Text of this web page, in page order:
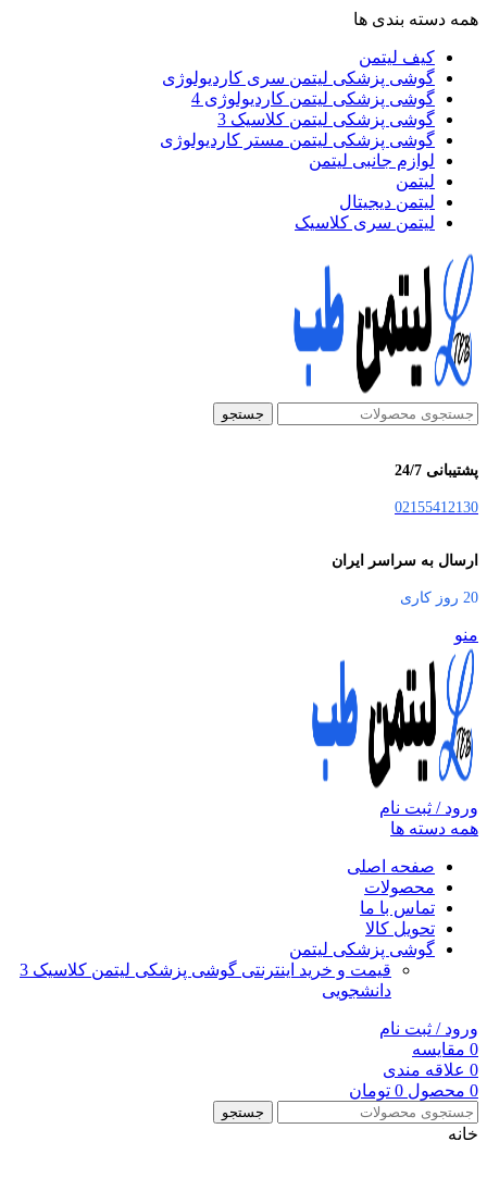
همه دسته بندی ها
کیف لیتمن
گوشی پزشکی لیتمن سری کاردیولوژی
گوشی پزشکی لیتمن کاردیولوژی 4
گوشی پزشکی لیتمن کلاسیک 3
گوشی پزشکی لیتمن مستر کاردیولوژی
لوازم جانبی لیتمن
لیتمن
لیتمن دیجیتال
لیتمن سری کلاسیک
جستجو
پشتیبانی 24/7
02155412130
ارسال به سراسر ایران
20 روز کاری
منو
ورود / ثبت نام
همه دسته ها
صفحه اصلی
محصولات
تماس با ما
تحویل کالا
گوشی پزشکی لیتمن
قیمت و خرید اینترنتی گوشی پزشکی لیتمن کلاسیک 3
دانشجویی
ورود / ثبت نام
0 مقایسه
0 علاقه مندی
0 محصول 0 تومان
جستجو
خانه